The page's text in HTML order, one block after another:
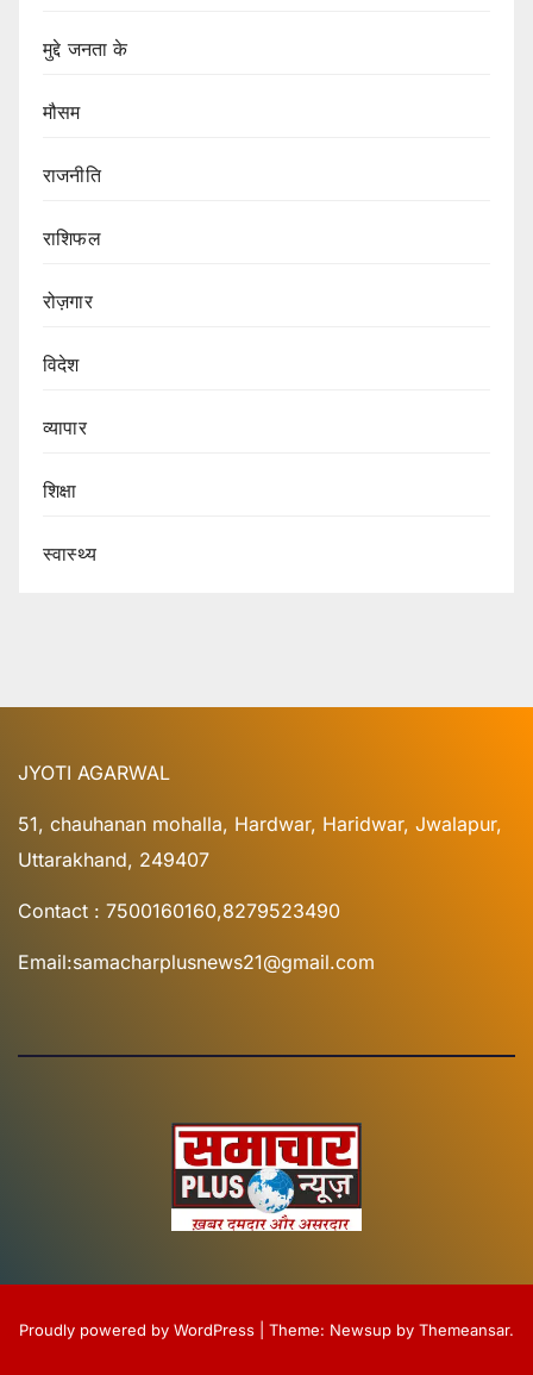
मुद्दे जनता के
मौसम
राजनीति
राशिफल
रोज़गार
विदेश
व्यापार
शिक्षा
स्वास्थ्य
JYOTI AGARWAL
51, chauhanan mohalla, Hardwar, Haridwar, Jwalapur,
Uttarakhand, 249407
Contact : 7500160160,8279523490
Email:samacharplusnews21@gmail.com
Proudly powered by WordPress Theme: Newsup by Themeansar.